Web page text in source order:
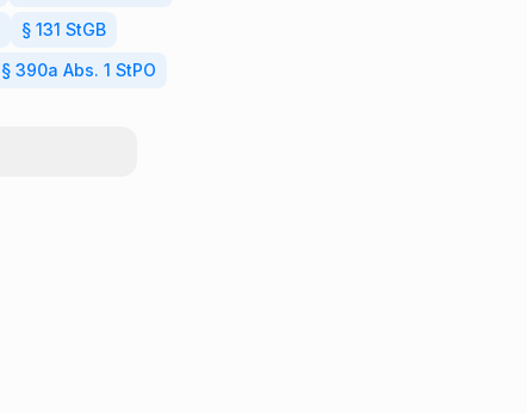
§ 131 StGB
§ 390a Abs. 1 StPO